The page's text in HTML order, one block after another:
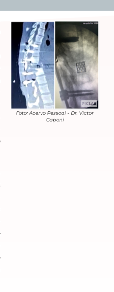
Foto: Acervo Pessoal - Dr. Victor
Caponi